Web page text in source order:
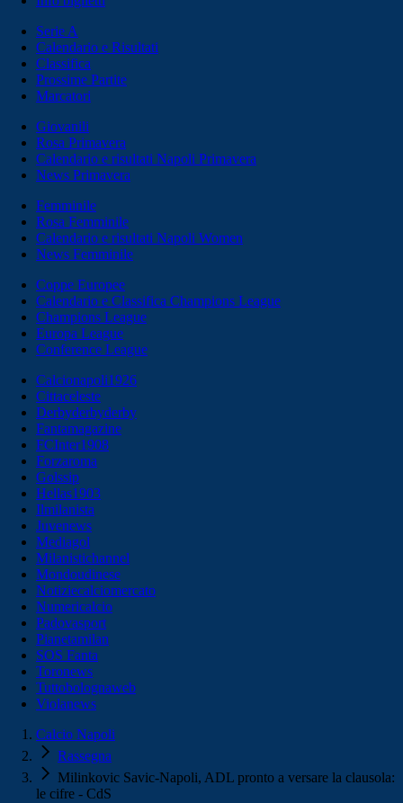
Serie A
Calendario e Risultati
Classifica
Prossime Partite
Marcatori
Giovanili
Rosa Primavera
Calendario e risultati Napoli Primavera
News Primavera
Femminile
Rosa Femminile
Calendario e risultati Napoli Women
News Femminile
Coppe Europee
Calendario e Classifica Champions League
Champions League
Europa League
Conference League
Calcionapoli1926
Cittaceleste
Derbyderbyderby
Fantamagazine
FCInter1908
Forzaroma
Golssip
Hellas1903
Ilmilanista
Juvenews
Mediagol
Milanistichannel
Mondoudinese
Notiziecalciomercato
Numericalcio
Padovasport
Pianetamilan
SOS Fanta
Toronews
Tuttobolognaweb
Violanews
Calcio Napoli
Rassegna
Milinkovic Savic-Napoli, ADL pronto a versare la clausola:
le cifre - CdS